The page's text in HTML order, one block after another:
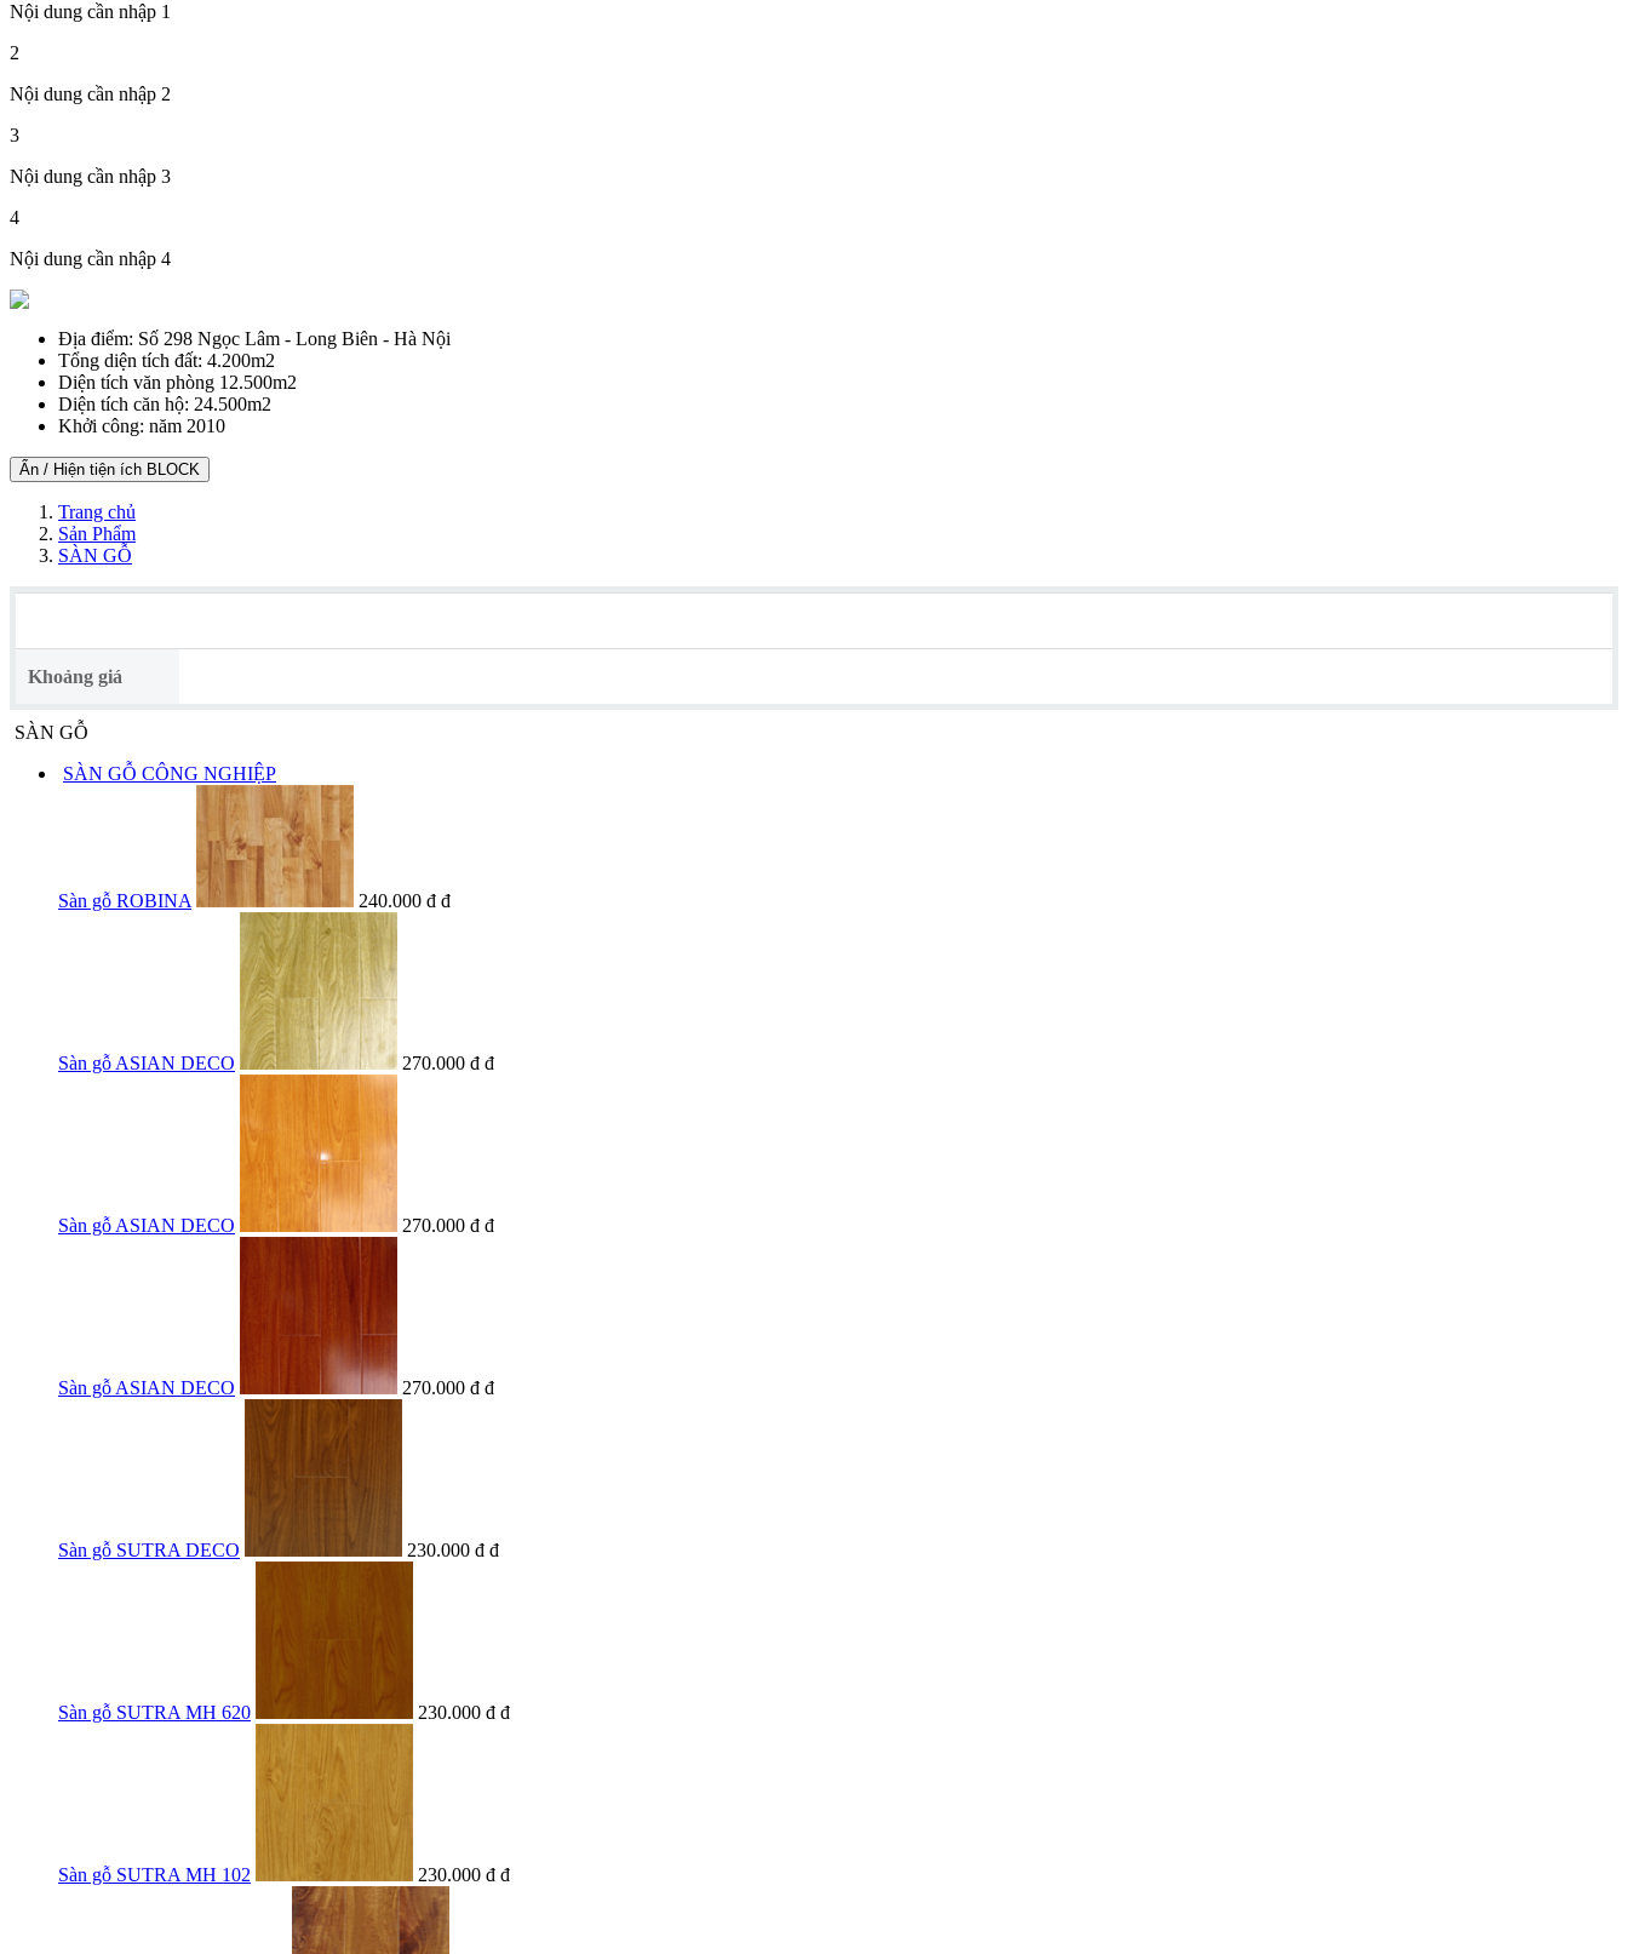
Nội dung cần nhập 1
2
Nội dung cần nhập 2
3
Nội dung cần nhập 3
4
Nội dung cần nhập 4
Địa điểm: Số 298 Ngọc Lâm - Long Biên - Hà Nội
Tổng diện tích đất: 4.200m2
Diện tích văn phòng 12.500m2
Diện tích căn hộ: 24.500m2
Khởi công: năm 2010
Ẩn / Hiện tiện ích BLOCK
Trang chủ
Sản Phẩm
SÀN GỖ
Khoảng giá
SÀN GỖ
SÀN GỖ CÔNG NGHIỆP
Sàn gỗ ROBINA 240.000 đ đ
Sàn gỗ ASIAN DECO 270.000 đ đ
Sàn gỗ ASIAN DECO 270.000 đ đ
Sàn gỗ ASIAN DECO 270.000 đ đ
Sàn gỗ SUTRA DECO 230.000 đ đ
Sàn gỗ SUTRA MH 620 230.000 đ đ
Sàn gỗ SUTRA MH 102 230.000 đ đ